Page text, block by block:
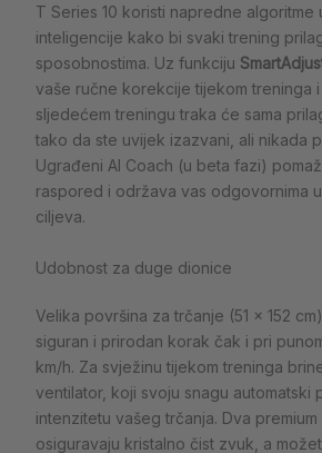
T Series 10 koristi napredne algoritme
inteligencije kako bi svaki trening
sposobnostima. Uz funkciju
vaše ručne korekcije tijekom treninga
sljedećem treningu traka će sama
tako da ste uvijek izazvani, ali nikada
Ugrađeni AI Coach (u beta fazi)
raspored i održava vas odgovornima
ciljeva.
Udobnost za duge dionice
Velika površina za trčanje (51 x 152
siguran i prirodan korak čak i pri
km/h. Za svježinu tijekom treninga
ventilator, koji svoju snagu automatski
intenzitetu vašeg trčanja. Dva
osiguravaju kristalno čist zvuk, a